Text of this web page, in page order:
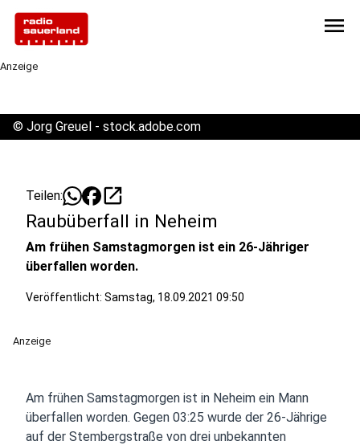
menu
Anzeige
© Jorg Greuel - stock.adobe.com
Teilen: open_in_new
Raubüberfall in Neheim
Am frühen Samstagmorgen ist ein 26-Jähriger
überfallen worden.
Veröffentlicht: Samstag, 18.09.2021 09:50
Anzeige
Am frühen Samstagmorgen ist in Neheim ein Mann
überfallen worden. Gegen 03:25 wurde der 26-Jährige
auf der Stembergstraße von drei unbekannten